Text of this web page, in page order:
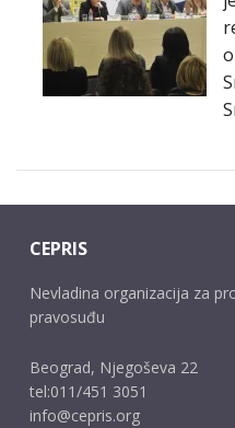
CEPRIS
Nevladina organizacija za
pravosuđu
Beograd, Njegoševa 22
tel:011/451 3051
info@cepris.org